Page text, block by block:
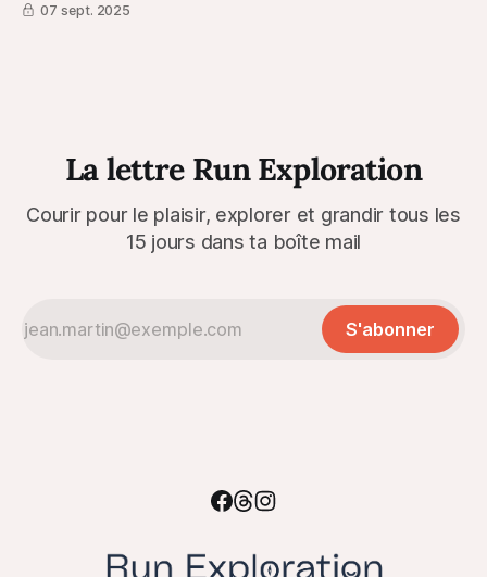
07 sept. 2025
La lettre Run Exploration
Courir pour le plaisir, explorer et grandir tous les
15 jours dans ta boîte mail
S'abonner